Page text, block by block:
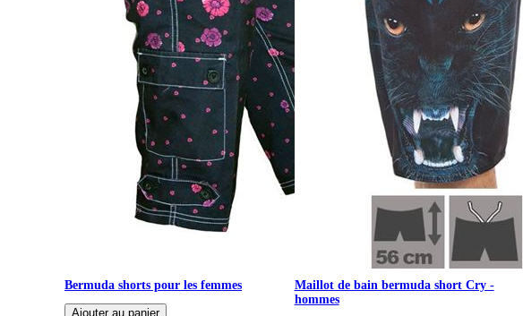
Bermuda shorts pour les femmes
Maillot de bain bermuda short Cry -
hommes